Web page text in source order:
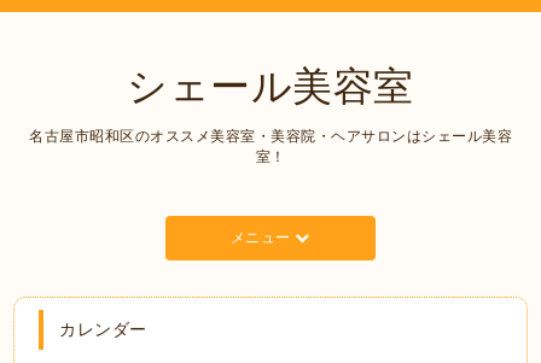
シェール美容室
名古屋市昭和区のオススメ美容室・美容院・ヘアサロンはシェール美容
室！
メニュー
カレンダー